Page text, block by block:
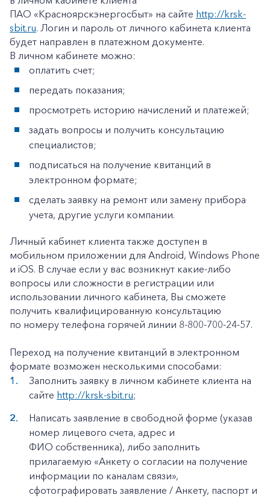
+7-800-700-24-57
Заказать обратный звонок
Частным клиентам
Корпоративным клиентам
ПАО «Красноярскэнергосбыт» на сайте http://krsk-
sbit.ru. Логин и пароль от личного кабинета клиента
будет направлен в платежном документе.
В личном кабинете можно:
оплатить счет;
передать показания;
просмотреть историю начислений и платежей;
задать вопросы и получить консультацию
специалистов;
подписаться на получение квитанций в
электронном формате;
сделать заявку на ремонт или замену прибора
учета, другие услуги компании.
Личный кабинет клиента также доступен в
мобильном приложении для Android, Windows Phone
и iOS. В случае если у вас возникнут какие-либо
вопросы или сложности в регистрации или
использовании личного кабинета, Вы сможете
получить квалифицированную консультацию
по номеру телефона горячей линии 8-800-700-24-57.
Переход на получение квитанций в электронном
формате возможен несколькими способами:
Заполнить заявку в личном кабинете клиента на
сайте http://krsk-sbit.ru;
Написать заявление в свободной форме (указав
номер лицевого счета, адрес и
ФИО собственника), либо заполнить
прилагаемую «Анкету о согласии на получение
информации по каналам связи»,
сфотографировать заявление / Анкету, паспорт и